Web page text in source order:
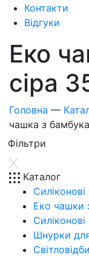
Контакти
Відгуки
Еко
сіра
Головна —
чашка з
Фiльтри
Каталог
Еко чашки
Шнурки